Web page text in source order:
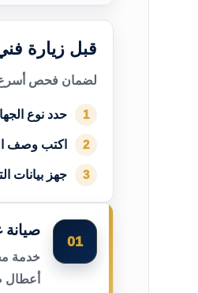
قبل زيارة
لضمان فحص أسرع
1 حدد نوع
2 اكتب وصف
3 جهز بيانات
01
صيانة
خدمة
أعطال